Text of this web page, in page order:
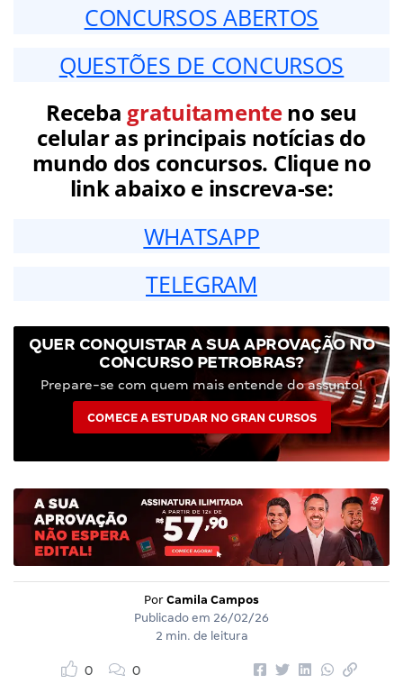
CONCURSOS ABERTOS
QUESTÕES DE CONCURSOS
Receba gratuitamenteno seu
celular as principais notícias do
mundo dos concursos. Clique no
link abaixo e inscreva-se:
WHATSAPP
TELEGRAM
QUER CONQUISTAR A SUA APROVAÇÃO NO
CONCURSO PETROBRAS?
Prepare-se com quem mais entende do assunto!
COMECE A ESTUDAR NO GRAN CURSOS
Por Camila Campos
Publicado em 26/02/26
2 min. de leitura
0 0